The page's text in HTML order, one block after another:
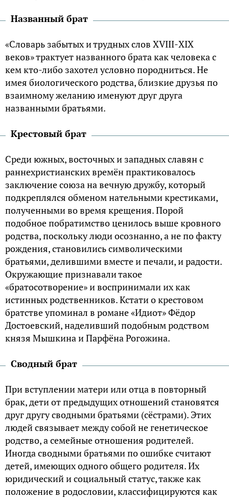
Названный брат
«Словарь забытых и трудных слов ХVIII-ХIХ
веков» трактует названного брата как человека с
кем кто-либо захотел условно породниться. Не
имея биологического родства, близкие друзья по
взаимному желанию именуют друг друга
названными братьями.
Крестовый брат
Среди южных, восточных и западных славян с
раннехристианских времён практиковалось
заключение союза на вечную дружбу, который
подкреплялся обменом нательными крестиками,
полученными во время крещения. Порой
подобное побратимство ценилось выше кровного
родства, поскольку люди осознанно, а не по факту
рождения, становились символическими
братьями, делившими вместе и печали, и радости.
Окружающие признавали такое
«братосотворение» и воспринимали их как
истинных родственников. Кстати о крестовом
братстве упоминал в романе «Идиот» Фёдор
Достоевский, наделивший подобным родством
князя Мышкина и Парфёна Рогожина.
Сводный брат
При вступлении матери или отца в повторный
брак, дети от предыдущих отношений становятся
друг другу сводными братьями (сёстрами). Этих
людей связывает между собой не генетическое
родство, а семейные отношения родителей.
Иногда сводными братьями по ошибке считают
детей, имеющих одного общего родителя. Их
юридический и социальный статус, также как
положение в родословии, классифицируются как